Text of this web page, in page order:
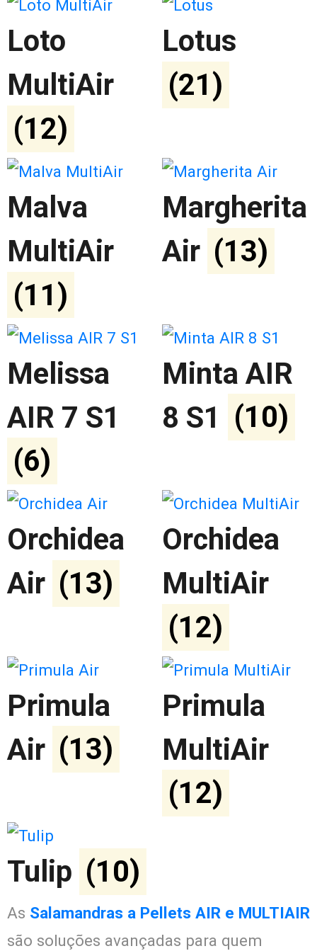
Loto
MultiAir
(12)
Lotus
(21)
Malva
MultiAir
(11)
Margherita
Air (13)
Melissa
AIR 7 S1
(6)
Minta AIR
8 S1 (10)
Orchidea
Air (13)
Orchidea
MultiAir
(12)
Primula
Air (13)
Primula
MultiAir
(12)
Tulip (10)
As Salamandras a Pellets AIR e MULTIAIR
são soluções avançadas para quem